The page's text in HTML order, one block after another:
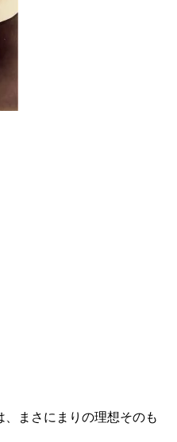
、まさにまりの理想そのも